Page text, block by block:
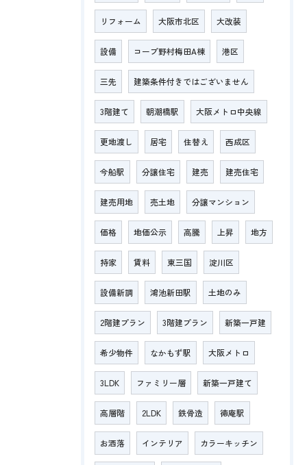
リフォーム 大阪市北区 大改装
設備 コープ野村梅田A棟 港区
三先 建築条件付きではございません
3階建て 朝潮橋駅 大阪メトロ中央線
更地渡し 居宅 住替え 西成区
今船駅 分譲住宅 建売 建売住宅
建売用地 売土地 分譲マンション
価格 地価公示 高騰 上昇 地方
持家 賃料 東三国 淀川区
設備新調 鴻池新田駅 土地のみ
2階建プラン 3階建プラン 新築一戸建
希少物件 なかもず駅 大阪メトロ
3LDK ファミリー層 新築一戸建て
高層階 2LDK 鉄骨造 徳庵駅
お洒落 インテリア カラーキッチン